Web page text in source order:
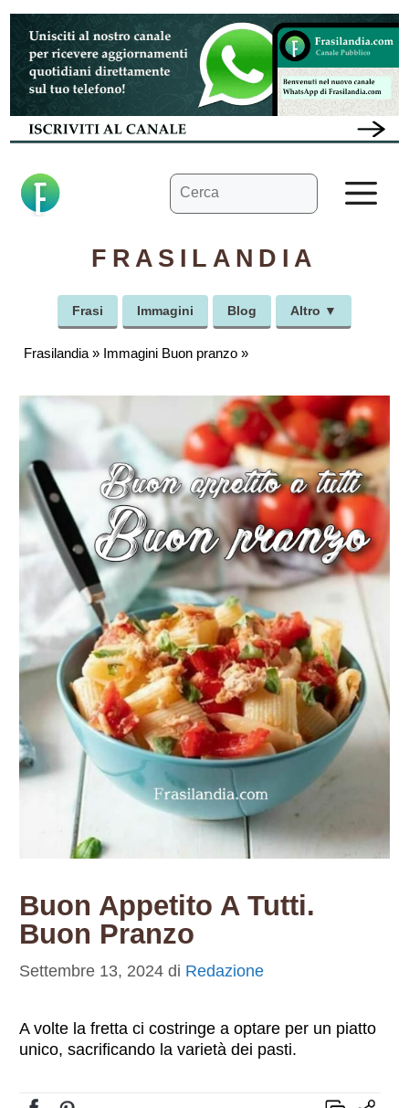
Vai
contenuto
Ricerca
per:
FRASILANDIA
Frasi Immagini Blog Altro ▼
Frasilandia » Immagini Buon pranzo »
Buon Appetito A Tutti.
Buon Pranzo
Settembre 13, 2024 di Redazione
A volte la fretta ci costringe a optare per un piatto
unico, sacrificando la varietà dei pasti.